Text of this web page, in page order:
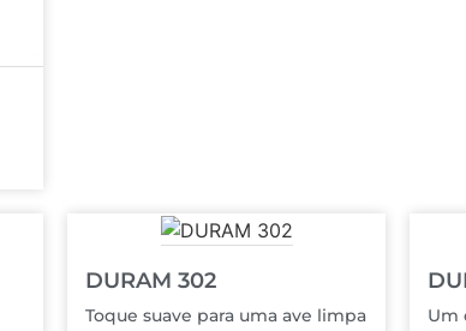
DURAM 302
Toque suave para uma ave limpa
Um